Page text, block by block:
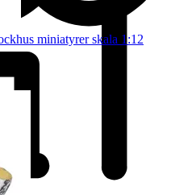
miniatyrer skala 1:12